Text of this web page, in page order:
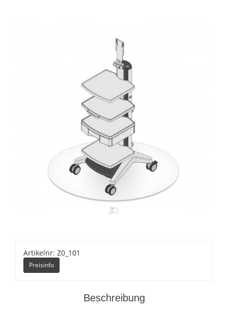
Artikelnr: Z0_101
Preisinfo
Beschreibung